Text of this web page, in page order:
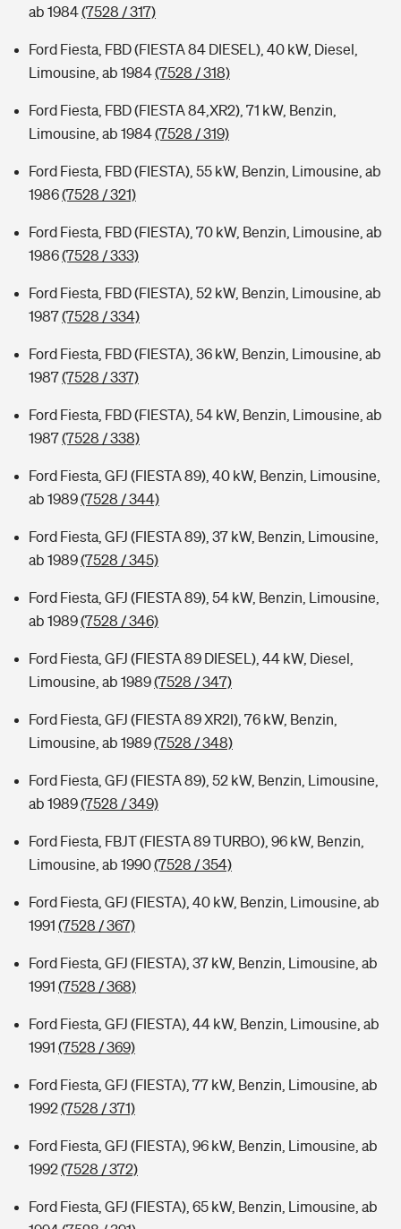
ab 1984(7528 / 317)
Ford Fiesta, FBD (FIESTA 84 DIESEL), 40 kW, Diesel,
Limousine, ab 1984(7528 / 318)
Ford Fiesta, FBD (FIESTA 84,XR2), 71 kW, Benzin,
Limousine, ab 1984(7528 / 319)
Ford Fiesta, FBD (FIESTA), 55 kW, Benzin, Limousine, ab
1986(7528 / 321)
Ford Fiesta, FBD (FIESTA), 70 kW, Benzin, Limousine, ab
1986(7528 / 333)
Ford Fiesta, FBD (FIESTA), 52 kW, Benzin, Limousine, ab
1987(7528 / 334)
Ford Fiesta, FBD (FIESTA), 36 kW, Benzin, Limousine, ab
1987(7528 / 337)
Ford Fiesta, FBD (FIESTA), 54 kW, Benzin, Limousine, ab
1987(7528 / 338)
Ford Fiesta, GFJ (FIESTA 89), 40 kW, Benzin, Limousine,
ab 1989(7528 / 344)
Ford Fiesta, GFJ (FIESTA 89), 37 kW, Benzin, Limousine,
ab 1989(7528 / 345)
Ford Fiesta, GFJ (FIESTA 89), 54 kW, Benzin, Limousine,
ab 1989(7528 / 346)
Ford Fiesta, GFJ (FIESTA 89 DIESEL), 44 kW, Diesel,
Limousine, ab 1989(7528 / 347)
Ford Fiesta, GFJ (FIESTA 89 XR2I), 76 kW, Benzin,
Limousine, ab 1989(7528 / 348)
Ford Fiesta, GFJ (FIESTA 89), 52 kW, Benzin, Limousine,
ab 1989(7528 / 349)
Ford Fiesta, FBJT (FIESTA 89 TURBO), 96 kW, Benzin,
Limousine, ab 1990(7528 / 354)
Ford Fiesta, GFJ (FIESTA), 40 kW, Benzin, Limousine, ab
1991 (7528 / 367)
Ford Fiesta, GFJ (FIESTA), 37 kW, Benzin, Limousine, ab
1991 (7528 / 368)
Ford Fiesta, GFJ (FIESTA), 44 kW, Benzin, Limousine, ab
1991 (7528 / 369)
Ford Fiesta, GFJ (FIESTA), 77 kW, Benzin, Limousine, ab
1992(7528 / 371)
Ford Fiesta, GFJ (FIESTA), 96 kW, Benzin, Limousine, ab
1992(7528 / 372)
Ford Fiesta, GFJ (FIESTA), 65 kW, Benzin, Limousine, ab